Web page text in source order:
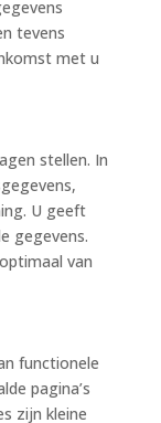
tevens
met u
stellen. In
U geeft
gegevens.
van
functionele
pagina’s
zijn kleine